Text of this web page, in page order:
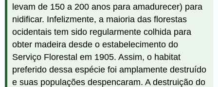
levam de 150 a 200 anos para amadurecer) para
nidificar. Infelizmente, a maioria das florestas
ocidentais tem sido regularmente colhida para
obter madeira desde o estabelecimento do
Serviço Florestal em 1905. Assim, o habitat
preferido dessa espécie foi amplamente destruído
e suas populações despencaram. A destruição do